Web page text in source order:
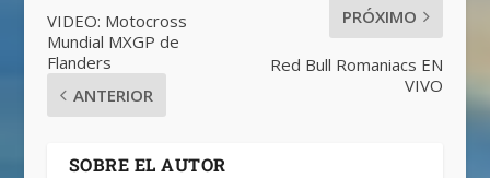
VIDEO: Motocross
Mundial MXGP de
Flanders
ANTERIOR
PRÓXIMO
Red Bull Romaniacs EN
VIVO
SOBRE EL AUTOR